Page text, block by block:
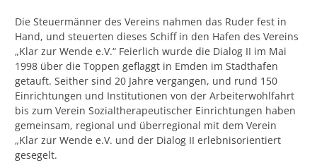
Die Steuermänner des Vereins nahmen das Ruder fest in
Hand, und steuerten dieses Schiff in den Hafen des Vereins
„Klar zur Wende e.V.“ Feierlich wurde die Dialog II im Mai
1998 über die Toppen geflaggt in Emden im Stadthafen
getauft. Seither sind 20 Jahre vergangen, und rund 150
Einrichtungen und Institutionen von der Arbeiterwohlfahrt
bis zum Verein Sozialtherapeutischer Einrichtungen haben
gemeinsam, regional und überregional mit dem Verein
„Klar zur Wende e.V. und der Dialog II erlebnisorientiert
gesegelt.